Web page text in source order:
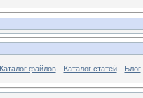
Каталог файлов Каталог статей Блог